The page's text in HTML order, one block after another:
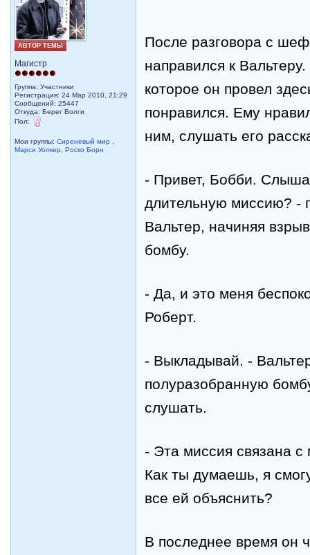
АВТОР ТЕМЫ
Магистр
Группа: Участники
Регистрация: 24 Мар 2010, 21:29
Сообщений: 25447
Откуда: Берег Волги
Пол:
Мои группы:Сиреневый мир ,
Марси Уолкер, Роско Борн
После разговора с
направился к
которое он провел
понравился. Ему
ним, слушать его
- Привет, Бобби.
длительную миссию? -
Вальтер, начиняя
бомбу.
-Да, и это меня
Роберт.
- Выкладывай. -
полуразобранную
слушать.
- Эта миссия связана
Как ты думаешь, я
все ей объяснить?
В последнее время он